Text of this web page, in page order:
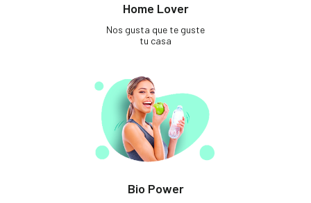
Home Lover
Nos gusta que te guste
tu casa
Bio Power